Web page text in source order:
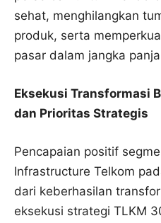
sehat, menghilangkan
produk, serta
pasar dalam jangka
Eksekusi Transformasi
dan Prioritas Strategis
Pencapaian positif
Infrastructure Telkom
dari keberhasilan
eksekusi strategi TLKM